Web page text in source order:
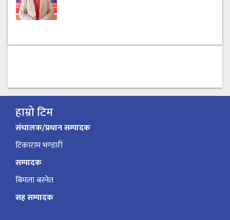
हाम्रो टिम
संचालक/प्रधान सम्पादक
टिकाराम भण्डारी
सम्पादक
बिमला बस्नेत
सह सम्पादक